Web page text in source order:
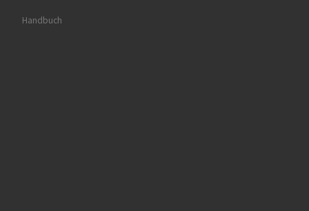
Handbuch